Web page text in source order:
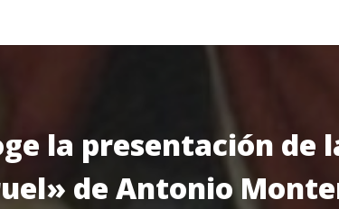
la presentación de
de Antonio